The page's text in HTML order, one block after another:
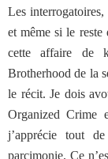
Les
et même si le reste
cette affaire de
Brotherhood de la
le récit. Je dois
Organized Crime
j’apprécie tout
parcimonie. Ce